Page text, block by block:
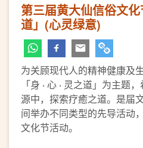
第三届黄大仙信俗文
道」(心灵绿意)
为关顾现代人的精神健康及
「身 ‧ 心 ‧ 灵之道」为主题
源中，探索疗癒之道。是届
间举办不同类型的先导活动
文化节活动。